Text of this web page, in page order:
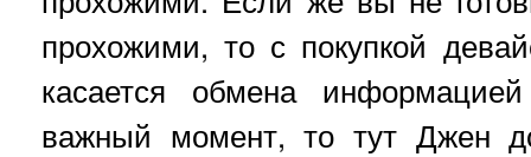
прохожими, то с покупкой
касается обмена
важный момент, то тут Джен